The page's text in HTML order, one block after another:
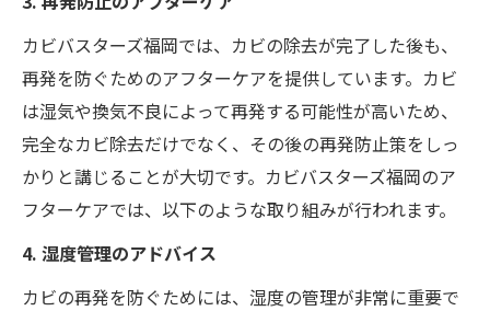
カビバスターズ福岡では、カビの除去が完了した後も、
再発を防ぐためのアフターケアを提供しています。カビ
は湿気や換気不良によって再発する可能性が高いため、
完全なカビ除去だけでなく、その後の再発防止策をしっ
かりと講じることが大切です。カビバスターズ福岡のア
フターケアでは、以下のような取り組みが行われます。
4. 湿度管理のアドバイス
カビの再発を防ぐためには、湿度の管理が非常に重要で